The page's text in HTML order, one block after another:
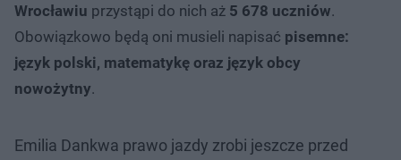
Wrocławiu przystąpi do nich aż 5 678 uczniów.
Obowiązkowo będą oni musieli napisać pisemne:
język polski, matematykę oraz język obcy
nowożytny.
Emilia Dankwa prawo jazdy zrobi jeszcze przed